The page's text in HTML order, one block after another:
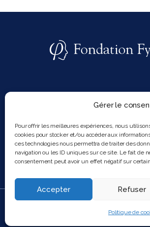
Gérer le
Pour offrir les meilleures expériences, nous
cookies pour stocker et/ou accéder aux
ces technologies nous permettra de traiter des
navigation ou les ID uniques sur ce site. Le fait de
consentement peut avoir un effet négatif sur
Accepter Refuser
Politique de